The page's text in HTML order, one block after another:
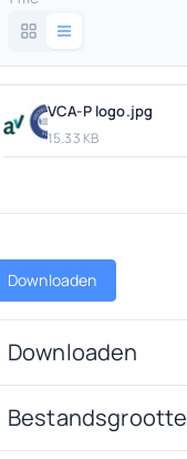
VCA-P logo.jpg
15.33 KB
Downloaden
Downloaden
Bestandsgrootte